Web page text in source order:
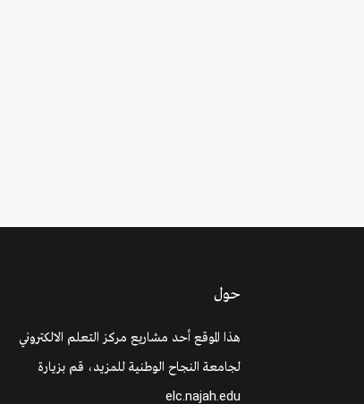
حول
هذا الموقع أحد مشاريع مركز التعلم الالكتروني
لجامعة النجاح الوطنية للمزيد، قم بزيارة
elc.najah.edu